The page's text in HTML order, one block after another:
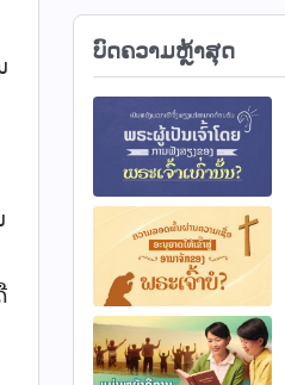
ບົດຄວາມຫຼ້າສຸດ